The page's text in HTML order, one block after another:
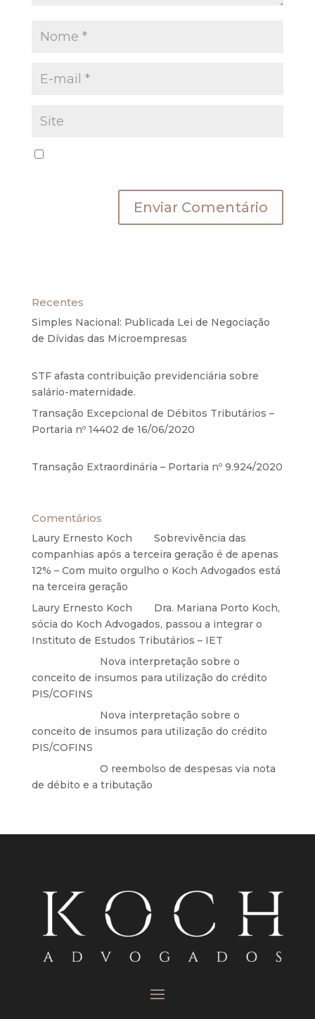
Recentes
Simples Nacional: Publicada Lei de Negociação
de Dívidas das Microempresas
STF afasta contribuição previdenciária sobre
salário-maternidade.
Transação Excepcional de Débitos Tributários –
Portaria nº 14402 de 16/06/2020
Transação Extraordinária – Portaria nº 9.924/2020
Comentários
Laury Ernesto Koch
Sobrevivência das
companhias após a terceira geração é de apenas
12% – Com muito orgulho o Koch Advogados está
na terceira geração
Laury Ernesto Koch
Dra. Mariana Porto Koch,
sócia do Koch Advogados, passou a integrar o
Instituto de Estudos Tributários – IET
Nova interpretação sobre o
conceito de insumos para utilização do crédito
PIS/COFINS
Nova interpretação sobre o
conceito de insumos para utilização do crédito
PIS/COFINS
O reembolso de despesas via nota
de débito e a tributação